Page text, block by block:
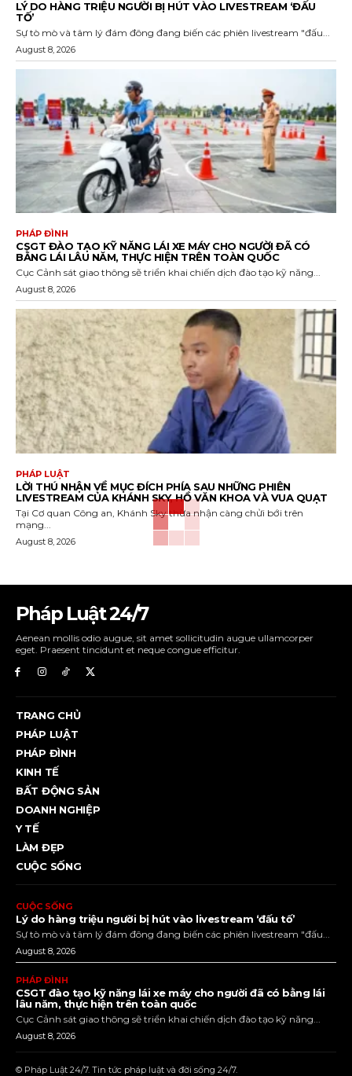
LÝ DO HÀNG TRIỆU NGƯỜI BỊ HÚT VÀO LIVESTREAM ‘ĐẤU
TỐ’
Sự tò mò và tâm lý đám đông đang biến các phiên livestream "đấu...
August 8, 2026
PHÁP ĐÌNH
CSGT ĐÀO TẠO KỸ NĂNG LÁI XE MÁY CHO NGƯỜI ĐÃ CÓ
BẰNG LÁI LÂU NĂM, THỰC HIỆN TRÊN TOÀN QUỐC
Cục Cảnh sát giao thông sẽ triển khai chiến dịch đào tạo kỹ năng...
August 8, 2026
PHÁP LUẬT
LỜI THÚ NHẬN VỀ MỤC ĐÍCH PHÍA SAU NHỮNG PHIÊN
LIVESTREAM CỦA KHÁNH SKY, HỒ VĂN KHOA VÀ VUA QUẠT
Tại Cơ quan Công an, Khánh Sky thừa nhận càng chửi bới trên
mạng...
August 8, 2026
Pháp Luật 24/7
Aenean mollis odio augue, sit amet sollicitudin augue ullamcorper
eget. Praesent tincidunt et neque congue efficitur.
TRANG CHỦ
PHÁP LUẬT
PHÁP ĐÌNH
KINH TẾ
BẤT ĐỘNG SẢN
DOANH NGHIỆP
Y TẾ
LÀM ĐẸP
CUỘC SỐNG
CUỘC SỐNG
Lý do hàng triệu người bị hút vào livestream ‘đấu tố’
Sự tò mò và tâm lý đám đông đang biến các phiên livestream "đấu...
August 8, 2026
PHÁP ĐÌNH
CSGT đào tạo kỹ năng lái xe máy cho người đã có bằng lái
lâu năm, thực hiện trên toàn quốc
Cục Cảnh sát giao thông sẽ triển khai chiến dịch đào tạo kỹ năng...
August 8, 2026
© Pháp Luật 24/7. Tin tức pháp luật và đời sống 24/7.